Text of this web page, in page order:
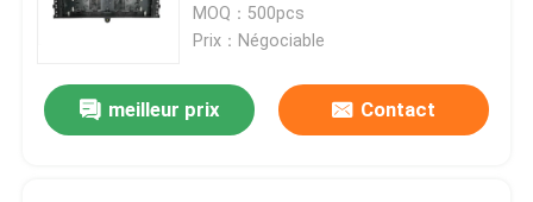
Visite d'usine
MOQ：500pcs
Prix：Négociable
meilleur prix Contact